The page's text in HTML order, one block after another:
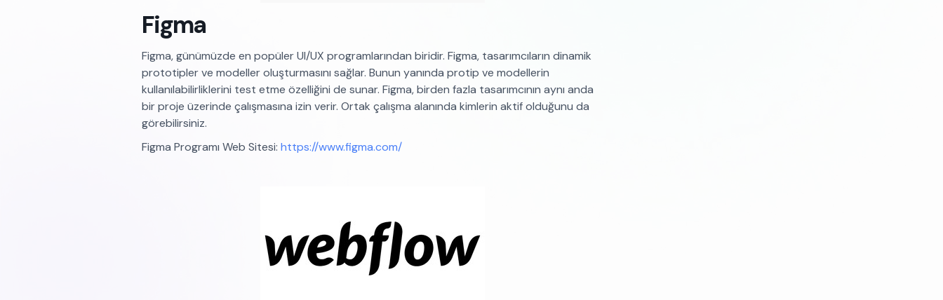
Figma
Figma, günümüzde en popüler UI/UX programlarından biridir. Figma, tasarımcıların dinamik
prototipler ve modeller oluşturmasını sağlar. Bunun yanında protip ve modellerin
kullanılabilirliklerini test etme özelliğini de sunar. Figma, birden fazla tasarımcının aynı anda
bir proje üzerinde çalışmasına izin verir. Ortak çalışma alanında kimlerin aktif olduğunu da
görebilirsiniz.
Figma Programı Web Sitesi: https://www.figma.com/